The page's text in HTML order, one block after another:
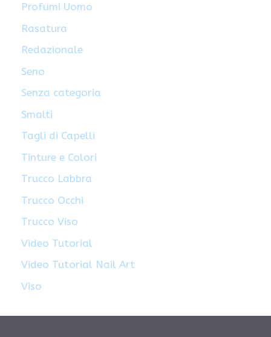
Profumi Uomo
Rasatura
Redazionale
Seno
Senza categoria
Smalti
Tagli di Capelli
Tinture e Colori
Trucco Labbra
Trucco Occhi
Trucco Viso
Video Tutorial
Video Tutorial Nail Art
Viso